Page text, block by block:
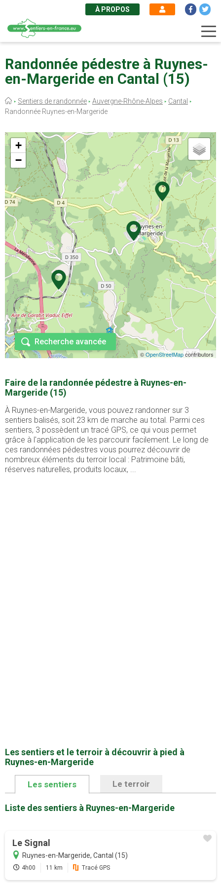
au
contenu
principal
À PROPOS
Randonnée pédestre à Ruynes-
en-Margeride en Cantal (15)
Fil
d'Ariane
Sentiers de randonnée Auvergne-Rhône-Alpes
Cantal
Randonnée Ruynes-en-Margeride
+
−
©OpenStreetMapcontributors
Recherche avancée
Faire de la randonnée pédestre à Ruynes-en-
Margeride (15)
À Ruynes-en-Margeride, vous pouvez randonner sur 3
sentiers balisés, soit 23 km de marche au total. Parmi ces
sentiers, 3 possèdent un tracé GPS, ce qui vous permet
grâce à l'application de les parcourir facilement. Le long de
ces randonnées pédestres vous pourrez découvrir de
nombreux éléments du terroir local : Patrimoine bâti,
réserves naturelles, produits locaux, ...
Les sentiers et le terroir à découvrir à pied à
Ruynes-en-Margeride
Les sentiers Le terroir
Liste des sentiers à Ruynes-en-Margeride
Le Signal
Ruynes-en-Margeride, Cantal (15)
4h00 11 km Tracé GPS
Promotion